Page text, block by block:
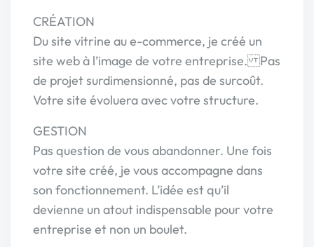
CRÉATION
Du site vitrine au e-commerce, je créé un
site web à l’image de votre entreprise. Pas
de projet surdimensionné, pas de surcoût.
Votre site évoluera avec votre structure.
GESTION
Pas question de vous abandonner. Une fois
votre site créé, je vous accompagne dans
son fonctionnement. L’idée est qu’il
devienne un atout indispensable pour votre
entreprise et non un boulet.